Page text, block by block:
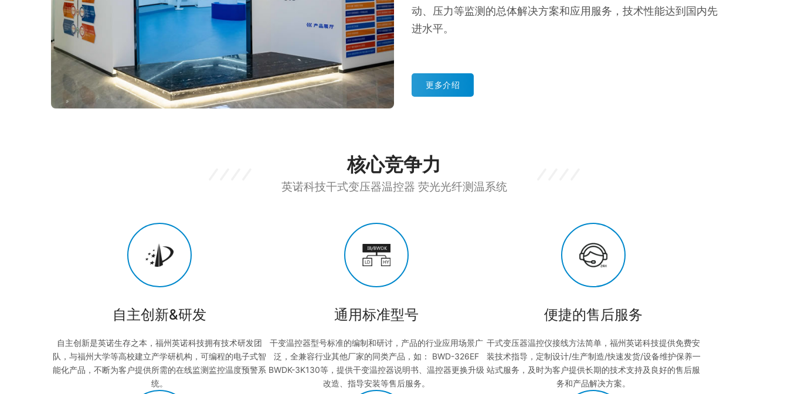
动、压力等监测的总体解决方案和应用服务，技术性能达到国内先
进水平。
更多介绍
核心竞争力
英诺科技干式变压器温控器 荧光光纤测温系统
自主创新&研发
自主创新是英诺生存之本，福州英诺科技拥有技术研发团
队，与福州大学等高校建立产学研机构，可编程的电子式智
能化产品，不断为客户提供所需的在线监测监控温度预警系
统。
通用标准型号
干变温控器型号标准的编制和研讨，产品的行业应用场景广
泛，全兼容行业其他厂家的同类产品，如： BWD-326EF
BWDK-3K130等，提供干变温控器说明书、温控器更换升级
改造、指导安装等售后服务。
便捷的售后服务
干式变压器温控仪接线方法简单，福州英诺科技提供免费安
装技术指导，定制设计/生产制造/快速发货/设备维护保养一
站式服务，及时为客户提供长期的技术支持及良好的售后服
务和产品解决方案。